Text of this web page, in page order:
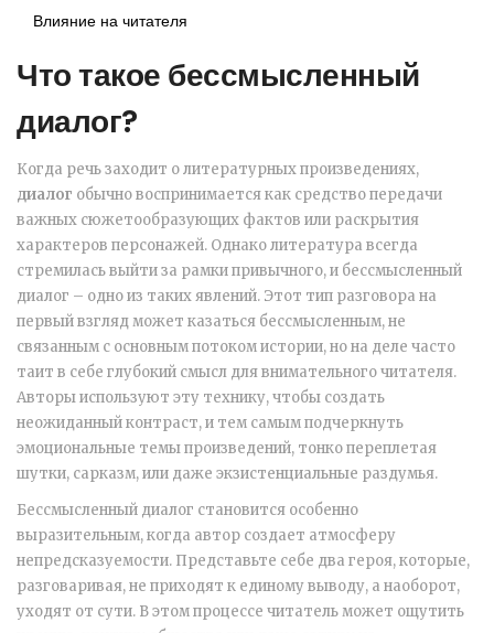
Влияние на читателя
Что такое бессмысленный
диалог?
Когда речь заходит о литературных произведениях,
диалог обычно воспринимается как средство передачи
важных сюжетообразующих фактов или раскрытия
характеров персонажей. Однако литература всегда
стремилась выйти за рамки привычного, и бессмысленный
диалог – одно из таких явлений. Этот тип разговора на
первый взгляд может казаться бессмысленным, не
связанным с основным потоком истории, но на деле часто
таит в себе глубокий смысл для внимательного читателя.
Авторы используют эту технику, чтобы создать
неожиданный контраст, и тем самым подчеркнуть
эмоциональные темы произведений, тонко переплетая
шутки, сарказм, или даже экзистенциальные раздумья.
Бессмысленный диалог становится особенно
выразительным, когда автор создает атмосферу
непредсказуемости. Представьте себе два героя, которые,
разговаривая, не приходят к единому выводу, а наоборот,
уходят от сути. В этом процессе читатель может ощутить